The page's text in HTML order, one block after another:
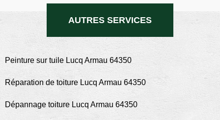
AUTRES SERVICES
Peinture sur tuile Lucq Armau 64350
Réparation de toiture Lucq Armau 64350
Dépannage toiture Lucq Armau 64350